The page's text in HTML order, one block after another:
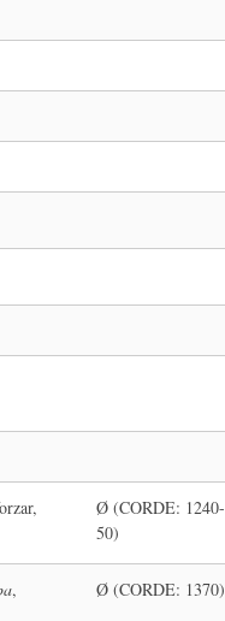
Ø (CORDE: 1240-
50)
,
Ø (CORDE: 1370)